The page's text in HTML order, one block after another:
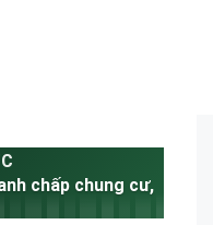
chấp chung cư,